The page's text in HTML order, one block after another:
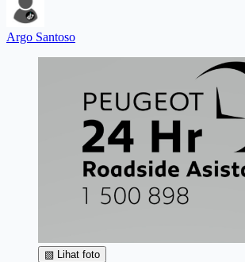
Argo Santoso
▧ Lihat foto